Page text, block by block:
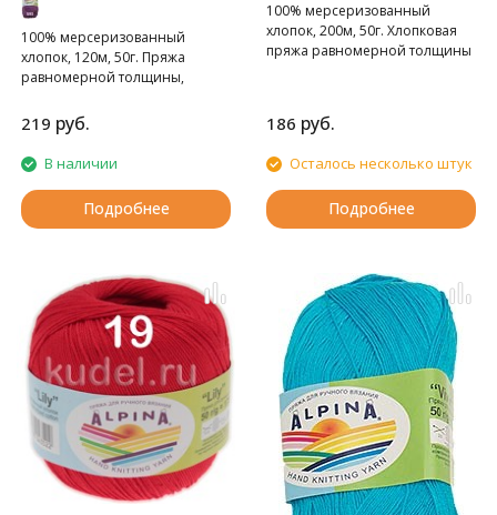
100% мерсеризованный
хлопок, 120м, 50г. Пряжа
равномерной толщины,
219 руб.
В наличии
Подробнее
100% мерсеризованный
хлопок, 200м, 50г. Хлопковая
пряжа равномерной толщины
186 руб.
Осталось несколько штук
Подробнее